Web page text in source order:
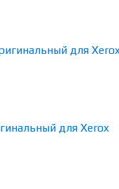
для Xerox